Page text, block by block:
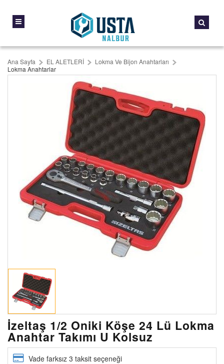
Ana Sayfa EL ALETLERİ
Lokma Ve Bijon Anahtarları
Lokma Anahtarlar
İzeltaş 1/2 Oniki Köşe 24 Lü Lokma
Anahtar Takımı U Kolsuz
Vade farksız 3 taksit seçeneği